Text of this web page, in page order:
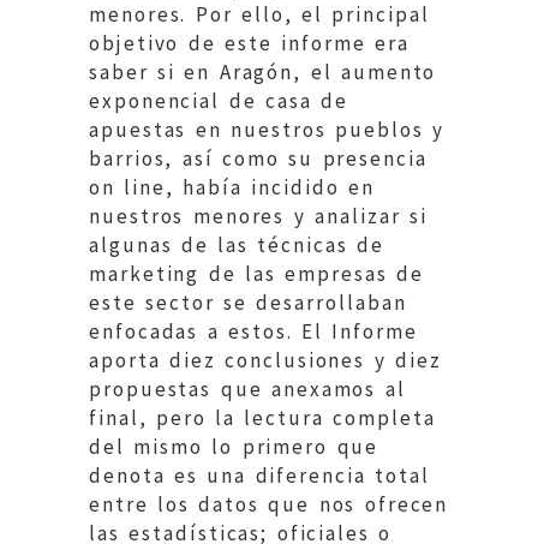
menores. Por ello, el principal
objetivo de este informe era
saber si en Aragón, el aumento
exponencial de casa de
apuestas en nuestros pueblos y
barrios, así como su presencia
on line, había incidido en
nuestros menores y analizar si
algunas de las técnicas de
marketing de las empresas de
este sector se desarrollaban
enfocadas a estos. El Informe
aporta diez conclusiones y diez
propuestas que anexamos al
final, pero la lectura completa
del mismo lo primero que
denota es una diferencia total
entre los datos que nos ofrecen
las estadísticas; oficiales o